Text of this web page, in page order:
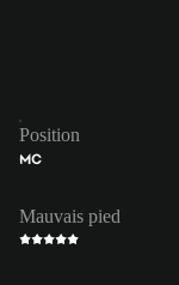
Position
MC
Mauvais pied